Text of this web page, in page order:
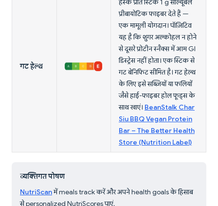
गट हेल्थ
हस्क प्रति स्टिक 1 g सॉल्यूबल
प्रीबायोटिक फाइबर देते हैं —
एक मामूली योगदान। पॉज़िटिव
यह है कि शुगर अल्कोहल न होने
से दूसरे प्रोटीन स्नैक्स में आम GI
डिस्ट्रेस नहीं होता। एक स्टिक से
गट बेनिफिट सीमित है। गट हेल्थ
के लिए इसे सब्ज़ियों या फलियों
जैसे हाई-फाइबर होल फूड्स के
साथ खाएं। BeanStalk Char
Siu BBQ Vegan Protein
Bar – The Better Health
Store (Nutrition Label)
व्यक्तिगत पोषण
NutriScanमें meals track करें और अपने health goals के हिसाब
से personalized NutriScores पाएं.